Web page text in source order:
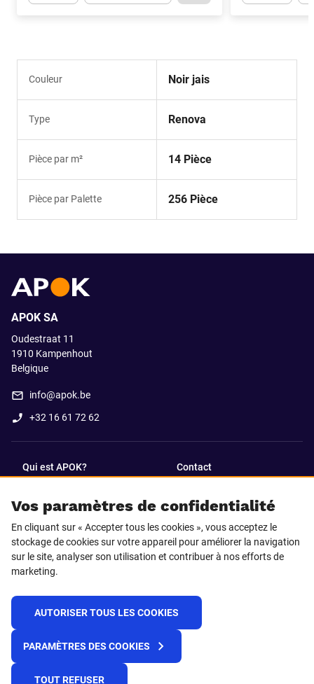
Couleur Noir jais
Type Renova
Pièce par m² 14 Pièce
Pièce par Palette 256 Pièce
Vos paramètres de confidentialité
En cliquant sur « Accepter tous les cookies », vous acceptez le
stockage de cookies sur votre appareil pour améliorer la navigation
sur le site, analyser son utilisation et contribuer à nos efforts de
marketing.
AUTORISER TOUS LES COOKIES
PARAMÈTRES DES COOKIES
TOUT REFUSER
APOK SA
Oudestraat 11
1910 Kampenhout
Belgique
info@apok.be
+32 16 61 72 62
Qui est APOK? Contact
SUIVEZ-NOUS SUR
Facebook LinkedIn
© 2025 APOK